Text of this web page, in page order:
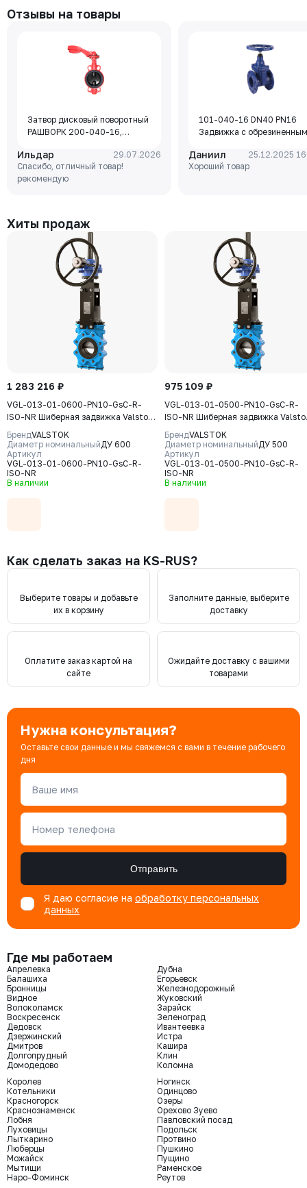
Отзывы на товары
Затвор дисковый поворотный
РАШВОРК 200-040-16,
250 (GG25), диск - GJS-400-
15 (GGG40), уплотнение -
EPDM, М/Ф, рукоятка
Ильдар
29.07.2026
Спасибо, отличный товар!
рекомендую
101-040-16 DN40 PN16
Задвижка с обрезиненным
чугун, клин-EPDM,
Tmax=110°C Ф/Ф
Даниил
25.12.2025
Хороший товар
Хиты продаж
1 283 216 ₽
VGL-013-01-0600-PN10-GsC-R-
ISO-NR Шиберная задвижка Valstok,
серия VGL, DN 0600, PN10, редуктор
(ISO-фланец), выдвижной шток,
корпус GJS-400-15 (GGG40) нож
AISI304, уплотнение Natural Rubber
БрендVALSTOK
Диаметр номинальныйДУ 600
Артикул
VGL-013-01-0600-PN10-GsC-R-
ISO-NR
В наличии
975 109 ₽
VGL-013-01-0500-PN10-GsC-R-
ISO-NR Шиберная задвижка
серия VGL, DN 0500, PN10,
(ISO-фланец) выдвижной шток,
корпус GJS-400-15 (GGG40) нож
AISI304, уплотнение Natural
БрендVALSTOK
Диаметр номинальныйДУ 500
Артикул
VGL-013-01-0500-PN10-GsC-R-
ISO-NR
В наличии
Как сделать заказ на KS-RUS?
Выберите товары и добавьте
их в корзину
Заполните данные, выберите
доставку
Оплатите заказ картой на
сайте
Ожидайте доставку с вашими
товарами
Нужна консультация?
Оставьте свои данные и мы свяжемся с вами в течение рабочего
дня
Ваше имя
Номер телефона
Отправить
Я даю согласие на обработку персональных
данных
Где мы работаем
Апрелевка
Балашиха
Бронницы
Видное
Волоколамск
Воскресенск
Дедовск
Дзержинский
Дмитров
Долгопрудный
Домодедово
Дубна
Егорьевск
Железнодорожный
Жуковский
Зарайск
Зеленоград
Ивантеевка
Истра
Кашира
Клин
Коломна
Королев
Котельники
Красногорск
Краснознаменск
Лобня
Луховицы
Лыткарино
Люберцы
Можайск
Мытищи
Наро-Фоминск
Ногинск
Одинцово
Озеры
Орехово Зуево
Павловский посад
Подольск
Протвино
Пушкино
Пущино
Раменское
Реутов